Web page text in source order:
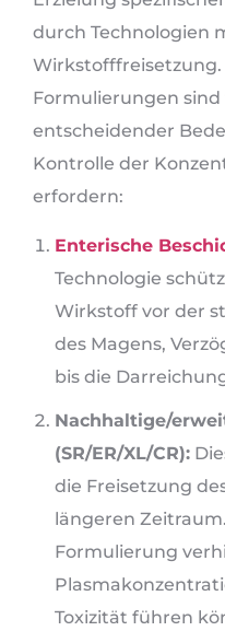
durch Technologien
Formulierungen
entscheidender
Kontrolle der
erfordern:
Enterische
Technologie
Wirkstoff vor der
des Magens,
bis die
Nachhaltige/
(SR/ER/XL/CR):
die Freisetzung
längeren
Formulierung
Toxizität führen